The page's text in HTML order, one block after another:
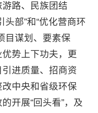
路、民族团结
头部”和“优化营商环
目谋划、要素保
势上下功夫，更
进质量、招商资
中央和省级环保
开展“回头看”，及